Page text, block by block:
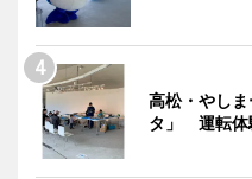
高松・やし
タ」 運転体